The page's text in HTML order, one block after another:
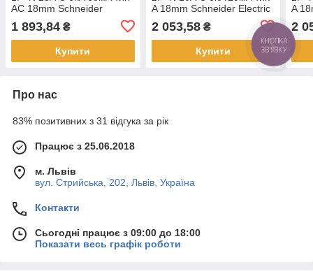
AC 18mm Schneider
Electric Resi9 R9D87625
1 893,84 ₴
Купити
A 18mm Schneider Electric
2 053,58₴
Купити
A
2
Про нас
83% позитивних з 31 відгука за рік
Працює з 25.06.2018
м. Львів
вул. Стрийська, 202, Львів, Україна
Контакти
Сьогодні працює з 09:00 до 18:00
Показати весь графік роботи
КНОПКА
ЗВ'ЯЗКУ